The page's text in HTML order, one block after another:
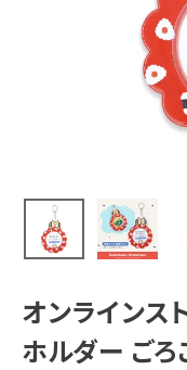
一期一
オンラインストア＆催事限定
缶バッジホルダー ごろごろに
モチーフから探す
アイテムから探す
オンラインス
ホルダー ごろ